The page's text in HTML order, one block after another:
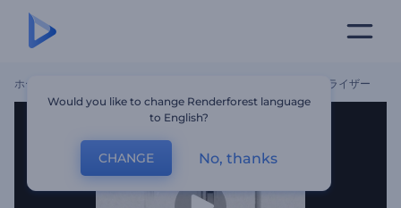
ホーム 歪んだオーディオスペクトラムのビジュアライザー
Would you like to change Renderforest language
to English?
CHANGE No, thanks